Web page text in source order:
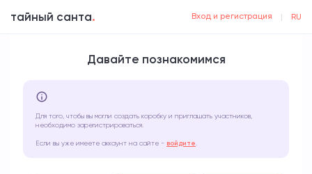
тайный санта. Вход и регистрация | RU
Давайте познакомимся
Для того, чтобы вы могли создать коробку и приглашать участников,
необходимо зарегистрироваться.
Если вы уже имеете аккаунт на сайте - войдите